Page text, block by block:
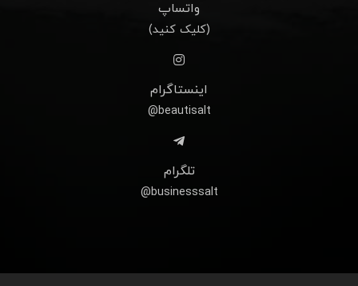
واتساپ
(کلیک کنید)
اینستاگرام
beautisalt@
تلگرام
businesssalt@